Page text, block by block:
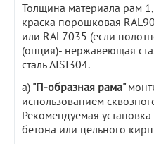
Толщина материала рам
краска порошковая
или RAL7035 (если
(опция)- нержавеющая
сталь AISI304.
а) "П-образная рама"
использованием
Рекомендуемая
бетона или цельного